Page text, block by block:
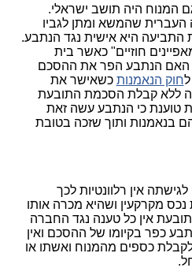
המנוח היה תושב ישראלי.
שהמשא ומתן לגביו
התביעה היא אישית נגד הנתבע.
חוזיים" כאשר בית
האם הנתבע הפר את ההסכם
חוק הנאמנות כשאישר את
ללא קבלת הסכמת התובעת
טוענת כי הנתבע עשה זאת
בנאמנות ותוך שזכה בטובת
אין רלוונטיות לכך
מקרקעין ושהיא מכרה אותו
אין כל טענה נגד החברה
כפר בקיומו של ההסכם ואין
כספים מהמנוח ואשתו או